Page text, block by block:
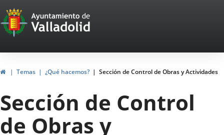
Portal
Web
del
Ayuntamiento
de
Valladolid
HomeTemas ¿Qué hacemos? Sección de Control de Obras y Actividades
Sección de Control
de Obras y